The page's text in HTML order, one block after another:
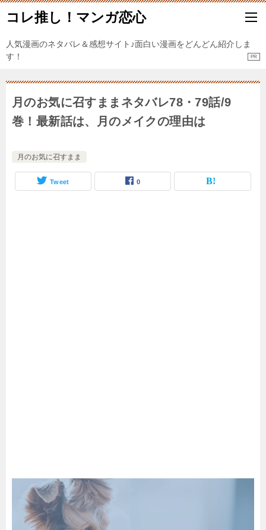
コレ推し！マンガ恋心
人気漫画のネタバレ＆感想サイト♪面白い漫画をどんどん紹介しま
す！
月のお気に召すままネタバレ78・79話/9
巻！最新話は、月のメイクの理由は
月のお気に召すまま
Tweet 0